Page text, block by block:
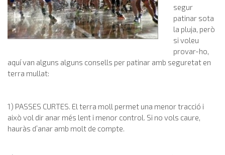
segur
patinar sota
la pluja, però
si voleu
provar-ho,
aquí van alguns alguns consells per patinar amb seguretat en
terra mullat:
1) PASSES CURTES. El terra moll permet una menor tracció i
això vol dir anar més lent i menor control. Si no vols caure,
hauràs d’anar amb molt de compte.